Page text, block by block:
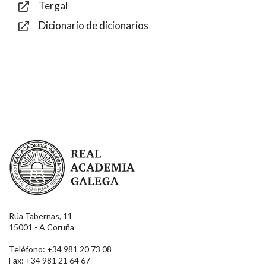
Tergal
Dicionario de dicionarios
Real Academia Galega
Rúa Tabernas, 11
15001 - A Coruña
Teléfono: +34 981 20 73 08
Fax: +34 981 21 64 67